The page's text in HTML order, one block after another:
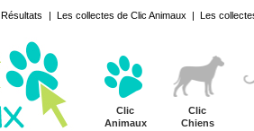
Résultats | Les collectes de Clic Animaux | Les
Clic
Animaux
Clic
Chiens